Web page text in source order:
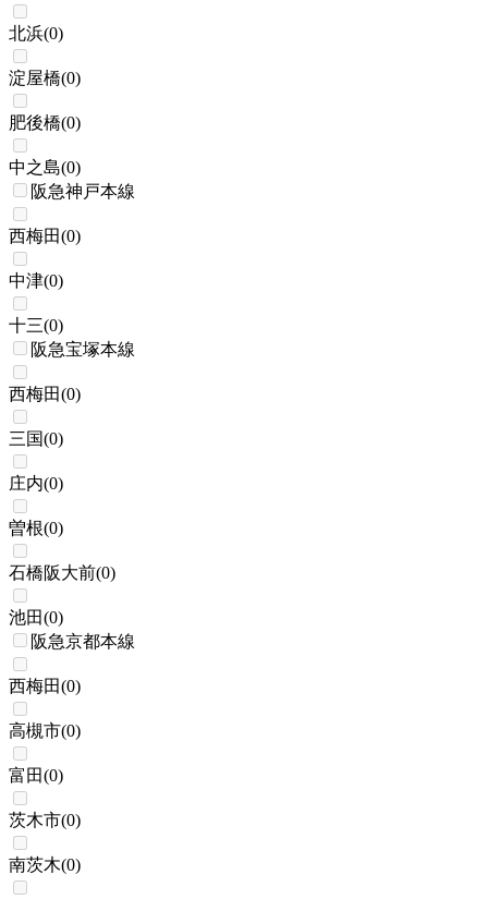
北浜(0)
淀屋橋(0)
肥後橋(0)
中之島(0)
阪急神戸本線
西梅田(0)
中津(0)
十三(0)
阪急宝塚本線
西梅田(0)
三国(0)
庄内(0)
曽根(0)
石橋阪大前(0)
池田(0)
阪急京都本線
西梅田(0)
高槻市(0)
富田(0)
茨木市(0)
南茨木(0)